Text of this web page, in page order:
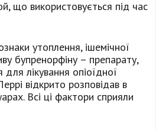
що використовується під час
утоплення, ішемічної
бупренорфіну – препарату,
лікування опіоїдної
відкрито розповідав в
Всі ці фактори сприяли